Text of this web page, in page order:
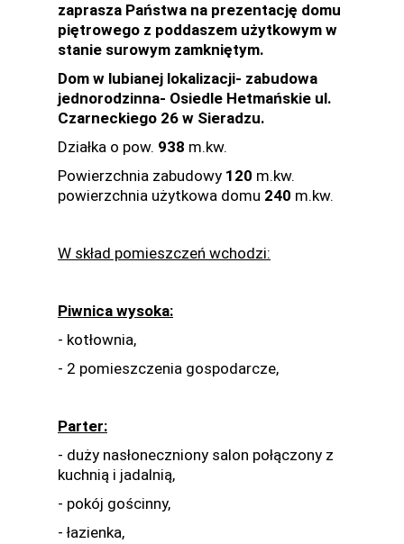
zaprasza Państwa na prezentację domu
piętrowego z poddaszem użytkowym w
stanie surowym zamkniętym.
Dom w lubianej lokalizacji- zabudowa
jednorodzinna- Osiedle Hetmańskie ul.
Czarneckiego 26 w Sieradzu.
Działka o pow. 938 m.kw.
Powierzchnia zabudowy 120 m.kw.
powierzchnia użytkowa domu 240 m.kw.
W skład pomieszczeń wchodzi:
Piwnica wysoka:
- kotłownia,
- 2 pomieszczenia gospodarcze,
Parter:
- duży nasłoneczniony salon połączony z
kuchnią i jadalnią,
- pokój gościnny,
- łazienka,